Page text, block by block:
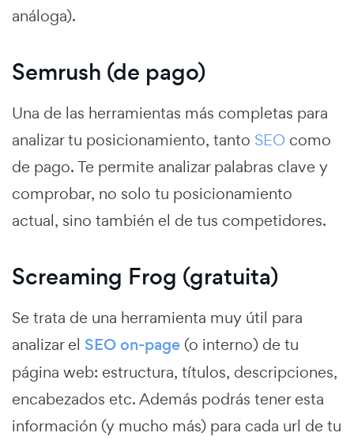
análoga).
Semrush (de pago)
Una de las herramientas más completas para
analizar tu posicionamiento, tanto SEO como
de pago. Te permite analizar palabras clave y
comprobar, no solo tu posicionamiento
actual, sino también el de tus competidores.
Screaming Frog (gratuita)
Se trata de una herramienta muy útil para
analizar el SEO on-page (o interno) de tu
página web: estructura, títulos, descripciones,
encabezados etc. Además podrás tener esta
información (y mucho más) para cada url de tu